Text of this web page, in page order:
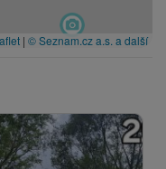
| © Seznam.cz a.s. a další